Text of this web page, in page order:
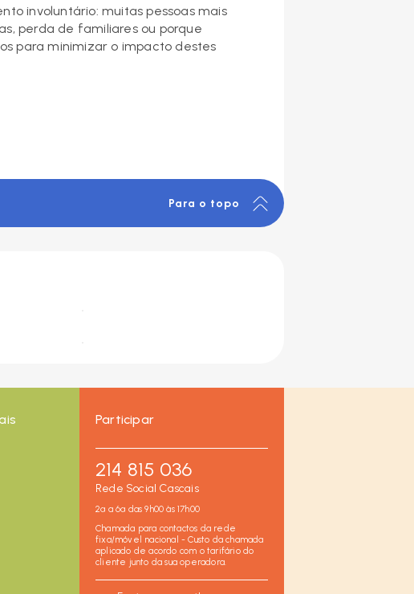
involuntário: muitas pessoas mais
perda de familiares ou porque
para minimizar o impacto destes
Para o topo
Participar
214 815 036
Rede Social Cascais
2ª a 6ª das 9h00 às 17h00
Chamada para contactos da rede
fixa/móvel nacional - Custo da chamada
aplicado de acordo com o tarifário do
cliente junto da sua operadora.